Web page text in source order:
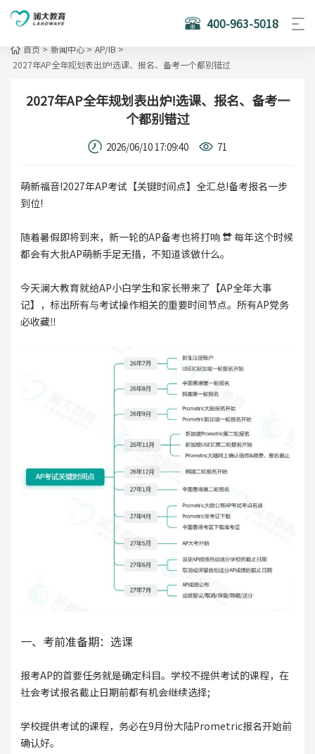
400-963-5018
首页 > 新闻中心 > AP/IB >
2027年AP全年规划表出炉!选课、报名、备考一个都别错过
2027年AP全年规划表出炉!选课、报名、备考一
个都别错过
2026/06/10 17:09:40 71
萌新福音!2027年AP考试【关键时间点】全汇总!备考报名一步
到位!
随着暑假即将到来，新一轮的AP备考也将打响 🔛 每年这个时候
都会有大批AP萌新手足无措，不知道该做什么。
今天澜大教育就给AP小白学生和家长带来了【AP全年大事
记】，标出所有与考试操作相关的重要时间节点。所有AP党务
必收藏‼️
一、考前准备期：选课
报考AP的首要任务就是确定科目。学校不提供考试的课程，在
社会考试报名截止日期前都有机会继续选择;
学校提供考试的课程，务必在9月份大陆Prometric报名开始前
确认好。